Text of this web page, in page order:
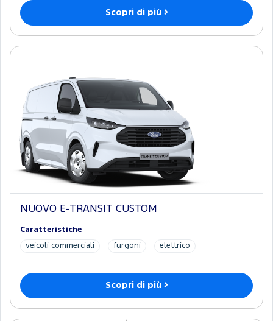
Scopri di più
NUOVO E-TRANSIT CUSTOM
Caratteristiche
veicoli commerciali furgoni elettrico
Scopri di più